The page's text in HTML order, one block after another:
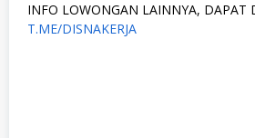
INFO LOWONGAN LAINNYA, DAPAT
T.ME/DISNAKERJA